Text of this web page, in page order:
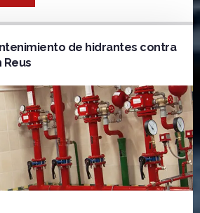
de hidrantes contra
Reus